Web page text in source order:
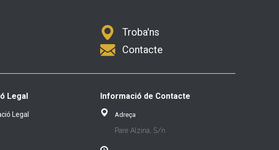
Troba'ns
Contacte
Legal
Legal
Informació de Contacte
Adreça
Pare Alzina, S/n